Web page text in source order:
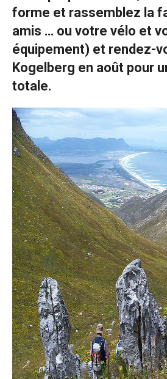
forme et rassemblez la
amis … ou votre vélo et
équipement) et rendez-
Kogelberg en août pour
totale.